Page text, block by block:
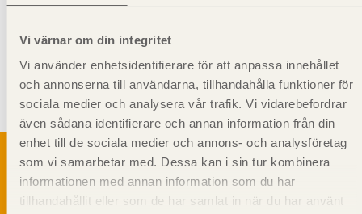
Vi värnar om din integritet
Vi använder enhetsidentifierare för att anpassa innehållet
och annonserna till användarna, tillhandahålla funktioner för
sociala medier och analysera vår trafik. Vi vidarebefordrar
även sådana identifierare och annan information från din
enhet till de sociala medier och annons- och analysföretag
som vi samarbetar med. Dessa kan i sin tur kombinera
informationen med annan information som du har
tillhandahållit eller som de har samlat in när du har använt
Giltighet
Gäller från och med:2024-10-14
Kompletterande information
Stående montering rekommenderas.
Svenskt Träs Produktkatalog är svensk